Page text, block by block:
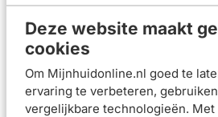
Deze website maakt
cookies
Om Mijnhuidonline.nl goed te
ervaring te verbeteren,
vergelijkbare technologieën.
Levering op werkadres
Wanneer u bestellingen liever op
ontvangen kunt u dit aangeven
onder het kopje nieuw
dan tijdig op het opgegeven